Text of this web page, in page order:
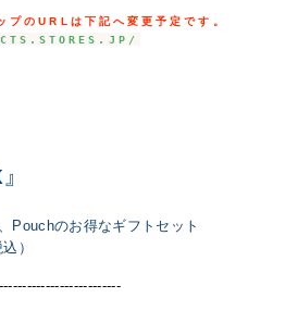
プのURLは下記へ変更予定です。
Pouchのお得なギフトセット
）